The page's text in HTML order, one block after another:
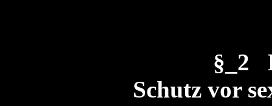
§_2
Schutz vor